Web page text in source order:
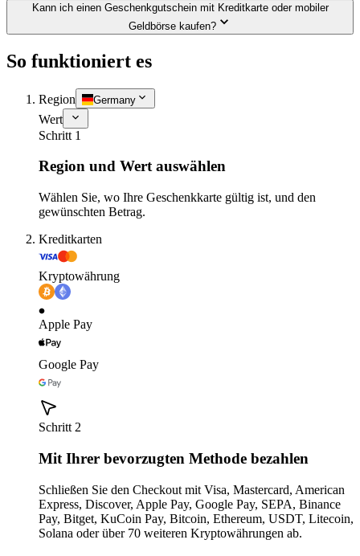
Kann ich einen Geschenkgutschein mit Kreditkarte oder mobiler
Geldbörse kaufen?
So funktioniert es
Region Germany
Wert
Schritt 1
Region und Wert auswählen
Wählen Sie, wo Ihre Geschenkkarte gültig ist, und den
gewünschten Betrag.
Kreditkarten
Kryptowährung
Apple Pay
Google Pay
Schritt 2
Mit Ihrer bevorzugten Methode bezahlen
Schließen Sie den Checkout mit Visa, Mastercard, American
Express, Discover, Apple Pay, Google Pay, SEPA, Binance
Pay, Bitget, KuCoin Pay, Bitcoin, Ethereum, USDT, Litecoin,
Solana oder über 70 weiteren Kryptowährungen ab.